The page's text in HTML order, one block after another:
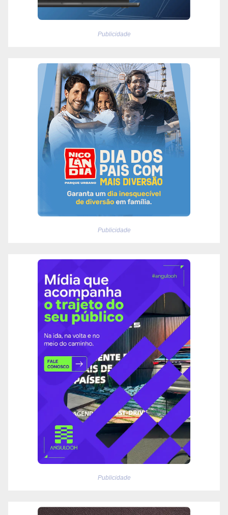
Publicidade
Publicidade
Publicidade